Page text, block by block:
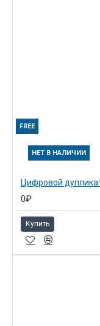
FREE
НЕТ В НАЛИЧИИ
0₽
Купить